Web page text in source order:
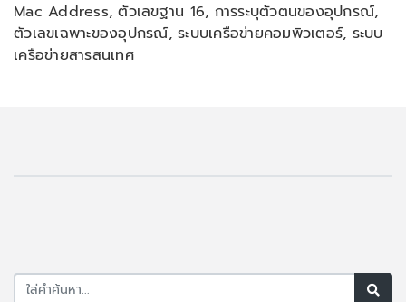
Mac Address, ตัวเลขฐาน 16, การระบุตัวตนของอุปกรณ์,
ตัวเลขเฉพาะของอุปกรณ์, ระบบเครือข่ายคอมพิวเตอร์, ระบบ
เครือข่ายสารสนเทศ